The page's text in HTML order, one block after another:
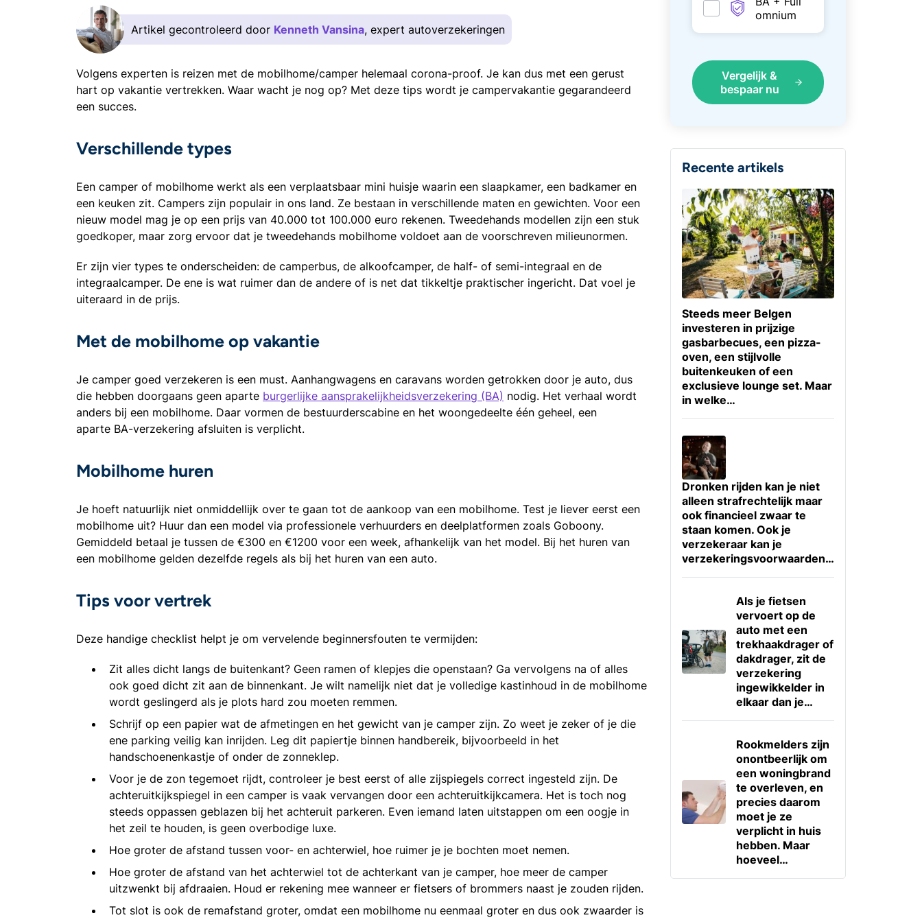
Artikel gecontroleerd door Kenneth Vansina, expert autoverzekeringen
Volgens experten is reizen met de mobilhome/camper helemaal corona-proof. Je kan dus met een gerust
hart op vakantie vertrekken. Waar wacht je nog op? Met deze tips wordt je campervakantie gegarandeerd
een succes.
Verschillende types
Een camper of mobilhome werkt als een verplaatsbaar mini huisje waarin een slaapkamer, een badkamer en
een keuken zit. Campers zijn populair in ons land. Ze bestaan in verschillende maten en gewichten. Voor een
nieuw model mag je op een prijs van 40.000 tot 100.000 euro rekenen. Tweedehands modellen zijn een stuk
goedkoper, maar zorg ervoor dat je tweedehands mobilhome voldoet aan de voorschreven milieunormen.
Er zijn vier types te onderscheiden: de camperbus, de alkoofcamper, de half- of semi-integraal en de
integraalcamper. De ene is wat ruimer dan de andere of is net dat tikkeltje praktischer ingericht. Dat voel je
uiteraard in de prijs.
Met de mobilhome op vakantie
Je camper goed verzekeren is een must. Aanhangwagens en caravans worden getrokken door je auto, dus
die hebben doorgaans geen aparte burgerlijke aansprakelijkheidsverzekering (BA) nodig. Het verhaal wordt
anders bij een mobilhome. Daar vormen de bestuurderscabine en het woongedeelte één geheel, een
aparte BA-verzekering afsluiten is verplicht.
Mobilhome huren
Je hoeft natuurlijk niet onmiddellijk over te gaan tot de aankoop van een mobilhome. Test je liever eerst een
mobilhome uit? Huur dan een model via professionele verhuurders en deelplatformen zoals Goboony.
Gemiddeld betaal je tussen de €300 en €1200 voor een week, afhankelijk van het model. Bij het huren van
een mobilhome gelden dezelfde regels als bij het huren van een auto.
Tips voor vertrek
Deze handige checklist helpt je om vervelende beginnersfouten te vermijden:
Zit alles dicht langs de buitenkant? Geen ramen of klepjes die openstaan? Ga vervolgens na of alles
ook goed dicht zit aan de binnenkant. Je wilt namelijk niet dat je volledige kastinhoud in de mobilhome
wordt geslingerd als je plots hard zou moeten remmen.
Schrijf op een papier wat de afmetingen en het gewicht van je camper zijn. Zo weet je zeker of je die
ene parking veilig kan inrijden. Leg dit papiertje binnen handbereik, bijvoorbeeld in het
handschoenenkastje of onder de zonneklep.
Voor je de zon tegemoet rijdt, controleer je best eerst of alle zijspiegels correct ingesteld zijn. De
achteruitkijkspiegel in een camper is vaak vervangen door een achteruitkijkcamera. Het is toch nog
steeds oppassen geblazen bij het achteruit parkeren. Even iemand laten uitstappen om een oogje in
het zeil te houden, is geen overbodige luxe.
Hoe groter de afstand tussen voor- en achterwiel, hoe ruimer je je bochten moet nemen.
Hoe groter de afstand van het achterwiel tot de achterkant van je camper, hoe meer de camper
uitzwenkt bij afdraaien. Houd er rekening mee wanneer er fietsers of brommers naast je zouden rijden.
Tot slot is ook de remafstand groter, omdat een mobilhome nu eenmaal groter en dus ook zwaarder is
omnium
Vergelijk &
bespaar nu
Recente artikels
Steeds meer Belgen
investeren in prijzige
gasbarbecues, een pizza-
oven, een stijlvolle
buitenkeuken of een
exclusieve lounge set. Maar
in welke…
Dronken rijden kan je niet
alleen strafrechtelijk maar
ook financieel zwaar te
staan komen. Ook je
verzekeraar kan je
verzekeringsvoorwaarden…
Als je fietsen
vervoert op de
auto met een
trekhaakdrager of
dakdrager, zit de
verzekering
ingewikkelder in
elkaar dan je…
Rookmelders zijn
onontbeerlijk om
een woningbrand
te overleven, en
precies daarom
moet je ze
verplicht in huis
hebben. Maar
hoeveel…